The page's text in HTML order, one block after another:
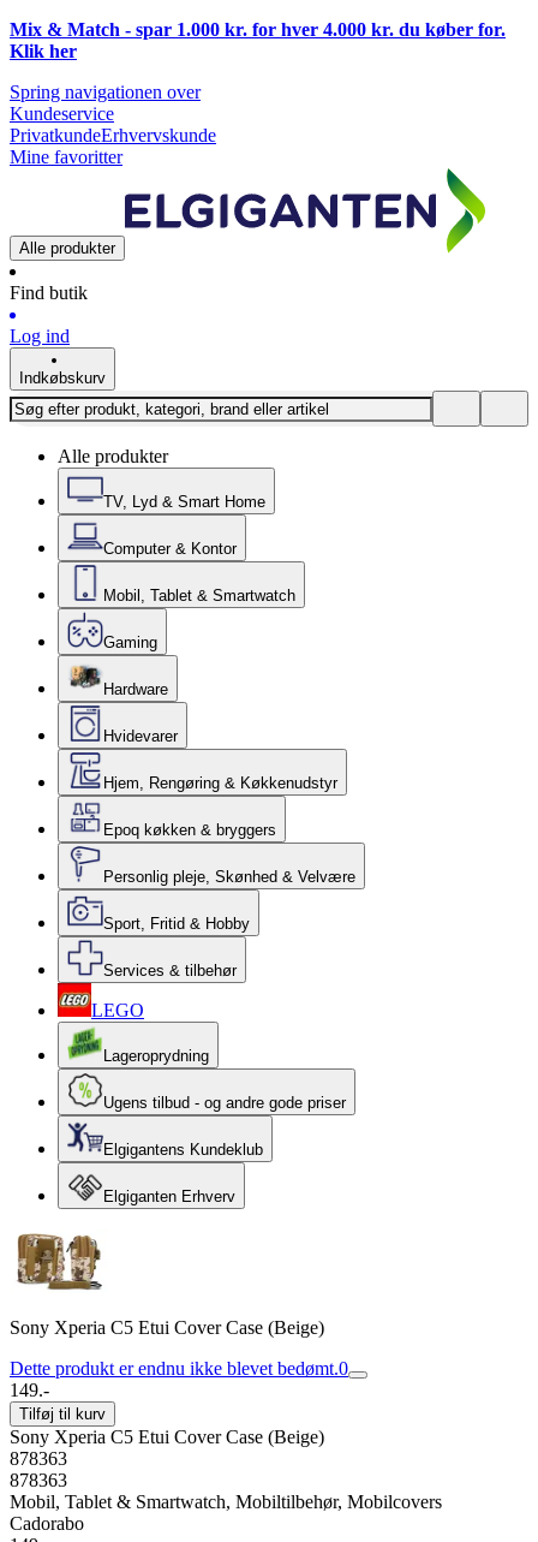
Mix & Match - spar 1.000 kr. for hver 4.000 kr. du køber for.
Klik her
Spring navigationen over
Kundeservice
PrivatkundeErhvervskunde
Mine favoritter
Alle produkter
Find butik
Log ind
Indkøbskurv
Alle produkter
TV, Lyd & Smart Home
Computer & Kontor
Mobil, Tablet & Smartwatch
Gaming
Hardware
Hvidevarer
Hjem, Rengøring & Køkkenudstyr
Epoq køkken & bryggers
Personlig pleje, Skønhed & Velvære
Sport, Fritid & Hobby
Services & tilbehør
LEGO
Lageroprydning
Ugens tilbud - og andre gode priser
Elgigantens Kundeklub
Elgiganten Erhverv
Sony Xperia C5 Etui Cover Case (Beige)
Dette produkt er endnu ikke blevet bedømt.0
149.-
Tilføj til kurv
Sony Xperia C5 Etui Cover Case (Beige)
878363
878363
Mobil, Tablet & Smartwatch, Mobiltilbehør, Mobilcovers
Cadorabo